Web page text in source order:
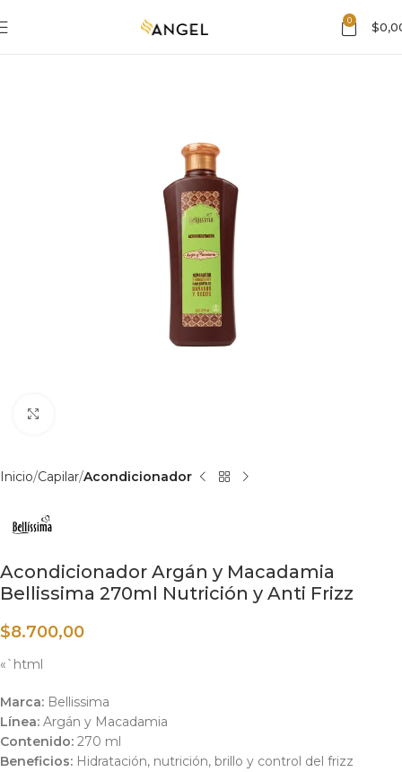
0 $
Inicio Capilar Acondicionador
Acondicionador Argán y Macadamia
Bellissima 270ml Nutrición y Anti Frizz
$8.700,00
«`html
Marca: Bellissima
Línea: Argán y Macadamia
Contenido: 270 ml
Beneficios: Hidratación, nutrición, brillo y control del frizz